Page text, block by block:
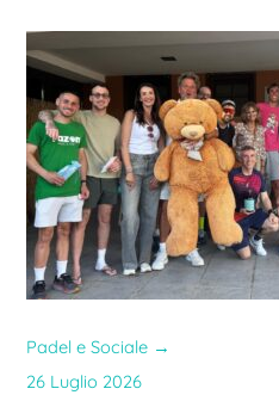
Padel e Sociale →
26 Luglio 2026